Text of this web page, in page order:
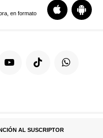
en formato
AL SUSCRIPTOR